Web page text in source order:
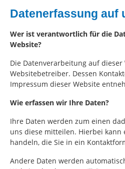
Datenerfassung auf
Wer ist verantwortlich für die
Website?
Die Datenverarbeitung auf
Websitebetreiber. Dessen
Impressum dieser Website
Wie erfassen wir Ihre Daten?
Ihre Daten werden zum einen
uns diese mitteilen. Hierbei kann
handeln, die Sie in ein
Andere Daten werden